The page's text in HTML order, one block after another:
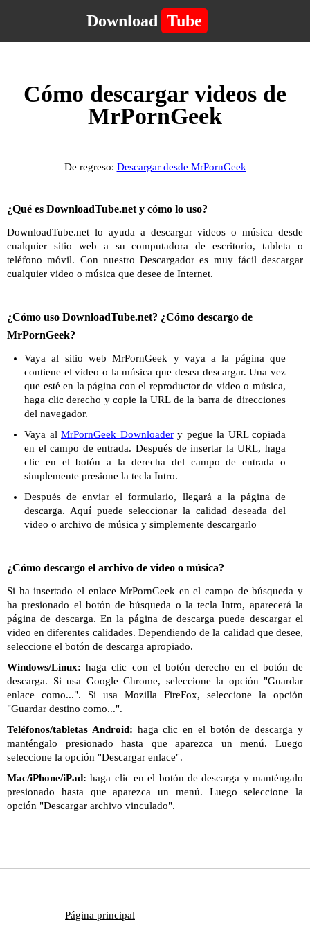
Download Tube
Cómo descargar videos de
MrPornGeek
De regreso: Descargar desde MrPornGeek
¿Qué es DownloadTube.net y cómo lo uso?
DownloadTube.net lo ayuda a descargar videos o música desde
cualquier sitio web a su computadora de escritorio, tableta o
teléfono móvil. Con nuestro Descargador es muy fácil descargar
cualquier video o música que desee de Internet.
¿Cómo uso DownloadTube.net? ¿Cómo descargo de
MrPornGeek?
Vaya al sitio web MrPornGeek y vaya a la página que
contiene el video o la música que desea descargar. Una vez
que esté en la página con el reproductor de video o música,
haga clic derecho y copie la URL de la barra de direcciones
del navegador.
Vaya al MrPornGeek Downloadery pegue la URL copiada
en el campo de entrada. Después de insertar la URL, haga
clic en el botón a la derecha del campo de entrada o
simplemente presione la tecla Intro.
Después de enviar el formulario, llegará a la página de
descarga. Aquí puede seleccionar la calidad deseada del
video o archivo de música y simplemente descargarlo
¿Cómo descargo el archivo de video o música?
Si ha insertado el enlace MrPornGeek en el campo de búsqueda y
ha presionado el botón de búsqueda o la tecla Intro, aparecerá la
página de descarga. En la página de descarga puede descargar el
video en diferentes calidades. Dependiendo de la calidad que desee,
seleccione el botón de descarga apropiado.
Windows/Linux: haga clic con el botón derecho en el botón de
descarga. Si usa Google Chrome, seleccione la opción "Guardar
enlace como...". Si usa Mozilla FireFox, seleccione la opción
"Guardar destino como...".
Teléfonos/tabletas Android: haga clic en el botón de descarga y
manténgalo presionado hasta que aparezca un menú. Luego
seleccione la opción "Descargar enlace".
Mac/iPhone/iPad: haga clic en el botón de descarga y manténgalo
presionado hasta que aparezca un menú. Luego seleccione la
opción "Descargar archivo vinculado".
Página principal